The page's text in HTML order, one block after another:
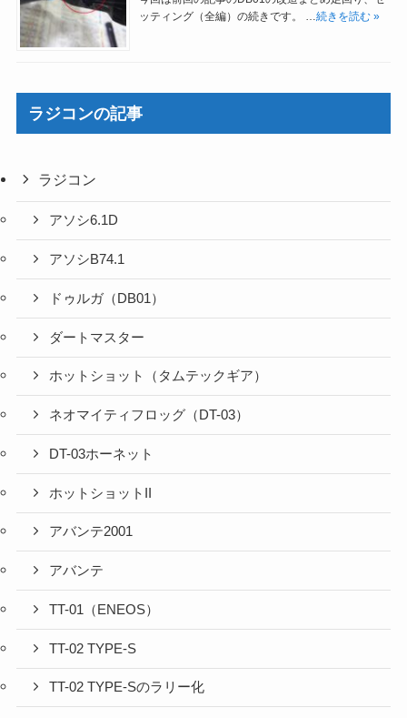
ッティング（全編）の続きです。 …続きを読む »
ラジコンの記事
ラジコン
アソシ6.1D
アソシB74.1
ドゥルガ（DB01）
ダートマスター
ホットショット（タムテックギア）
ネオマイティフロッグ（DT-03）
DT-03ホーネット
ホットショットII
アバンテ2001
アバンテ
TT-01（ENEOS）
TT-02 TYPE-S
TT-02 TYPE-Sのラリー化